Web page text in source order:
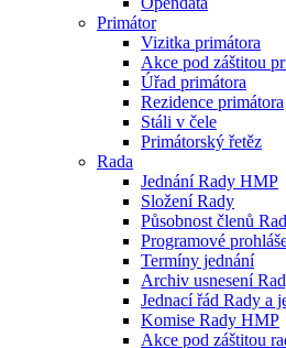
Primátor
Vizitka primátora
Akce pod záštitou
Úřad primátora
Rezidence primátora
Stáli v čele
Primátorský řetěz
Rada
Jednání Rady HMP
Složení Rady
Působnost členů
Programové
Termíny jednání
Archiv usnesení
Jednací řád Rady a
Komise Rady HMP
Akce pod záštitou